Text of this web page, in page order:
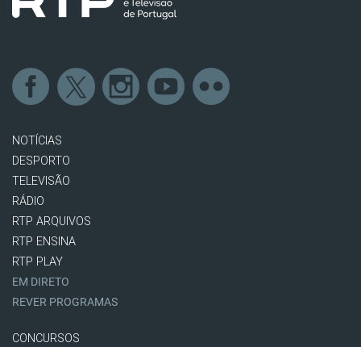
NOTÍCIAS
DESPORTO
TELEVISÃO
RÁDIO
RTP ARQUIVOS
RTP ENSINA
RTP PLAY
EM DIRETO
REVER PROGRAMAS
CONCURSOS